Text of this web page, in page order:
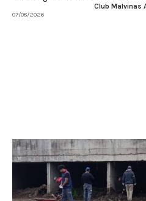
Club Malvinas
07/08/2026